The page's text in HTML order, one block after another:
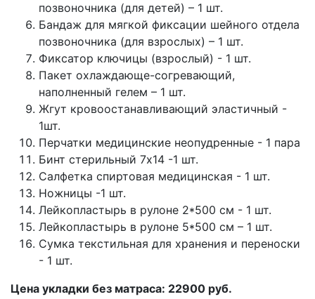
позвоночника (для детей) – 1 шт.
Бандаж для мягкой фиксации шейного отдела
позвоночника (для взрослых) – 1 шт.
Фиксатор ключицы (взрослый) - 1 шт.
Пакет охлаждающе-согревающий,
наполненный гелем – 1 шт.
Жгут кровоостанавливающий эластичный -
1шт.
Перчатки медицинские неопудренные - 1 пара
Бинт стерильный 7х14 -1 шт.
Салфетка спиртовая медицинская - 1 шт.
Ножницы -1 шт.
Лейкопластырь в рулоне 2*500 см - 1 шт.
Лейкопластырь в рулоне 5*500 см – 1 шт.
Сумка текстильная для хранения и переноски
- 1 шт.
Цена укладки без матраса: 22900 руб.